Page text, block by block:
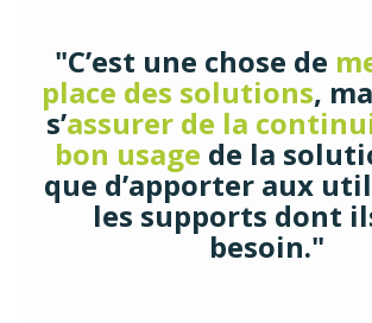
"C’est une chose de
place des solutions,
s’assurer de la
bon usage de la
que d’apporter aux
les supports dont
besoin."